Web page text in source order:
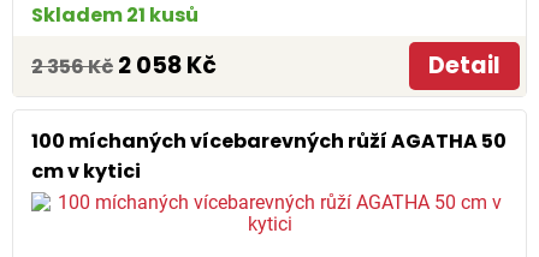
Skladem 21 kusů
2 356 Kč 2 058 Kč Detail
100 míchaných vícebarevných růží AGATHA 50
cm v kytici